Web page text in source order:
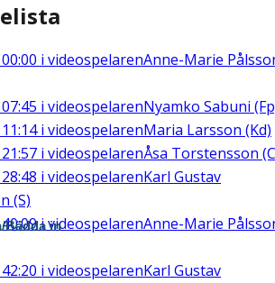
00:00 i videospelarenAnne-Marie
07:45 i videospelarenNyamko Sabuni
11:14i videospelarenMaria Larsson (Kd)
21:57 i videospelarenÅsa Torstensson
28:48 i videospelarenKarl Gustav
(S)
40:09i videospelarenAnne-Marie
42:20 i videospelarenKarl Gustav
Bädda in